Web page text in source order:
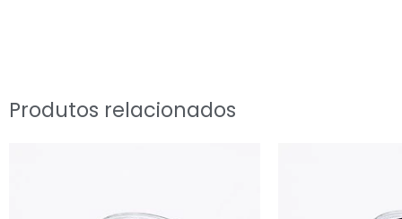
Produtos relacionados